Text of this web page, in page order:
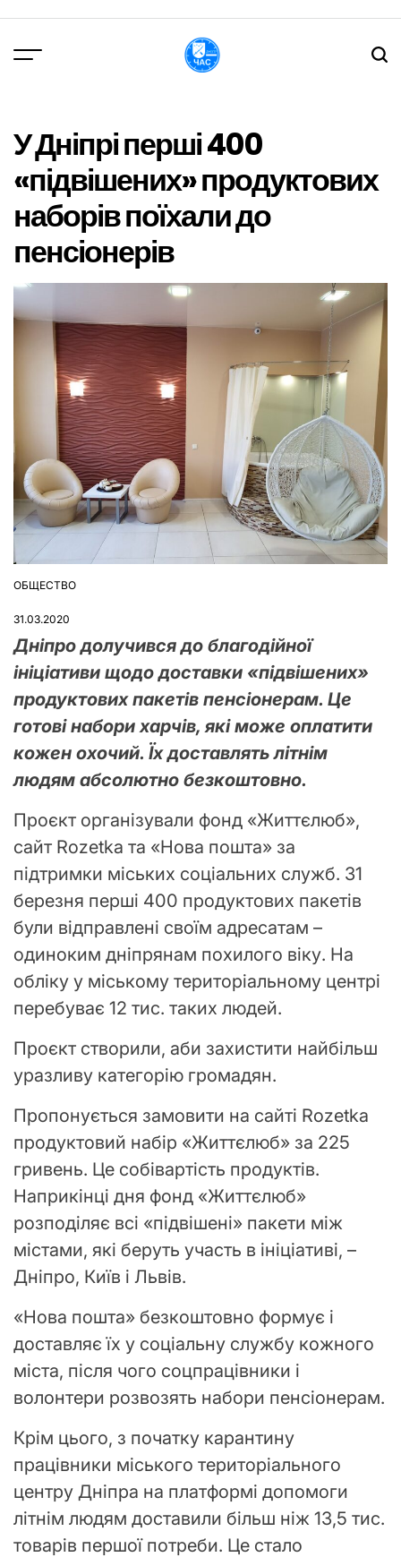
вмісту
У Дніпрі перші 400
«підвішених» продуктових
наборів поїхали до
пенсіонерів
ОПУБЛІКУВАТИ
ОБЩЕСТВО
31.03.2020
Дніпро долучився до благодійної
ініціативи щодо доставки «підвішених»
продуктових пакетів пенсіонерам. Це
готові набори харчів, які може оплатити
кожен охочий. Їх доставлять літнім
людям абсолютно безкоштовно.
Проєкт організували фонд «Життєлюб»,
сайт Rozetka та «Нова пошта» за
підтримки міських соціальних служб. 31
березня перші 400 продуктових пакетів
були відправлені своїм адресатам –
одиноким дніпрянам похилого віку. На
обліку у міському територіальному центрі
перебуває 12 тис. таких людей.
Проєкт створили, аби захистити найбільш
уразливу категорію громадян.
Пропонується замовити на сайті Rozetka
продуктовий набір «Життєлюб» за 225
гривень. Це собівартість продуктів.
Наприкінці дня фонд «Життєлюб»
розподіляє всі «підвішені» пакети між
містами, які беруть участь в ініціативі, –
Дніпро, Київ і Львів.
«Нова пошта» безкоштовно формує і
доставляє їх у соціальну службу кожного
міста, після чого соцпрацівники і
волонтери розвозять набори пенсіонерам.
Крім цього, з початку карантину
працівники міського територіального
центру Дніпра на платформі допомоги
літнім людям доставили більш ніж 13,5 тис.
товарів першої потреби. Це стало